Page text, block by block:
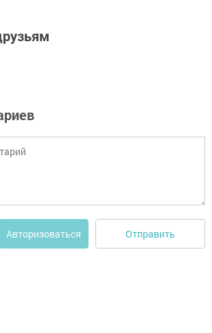
Авторизоваться Отправить